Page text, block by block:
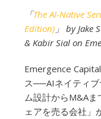
「The AI-Native
Edition) 」 by Jake
& Kabir Sial on
Emergence
ス──AIネイティブ
ム設計からM&Aま
ェアを売る会社」